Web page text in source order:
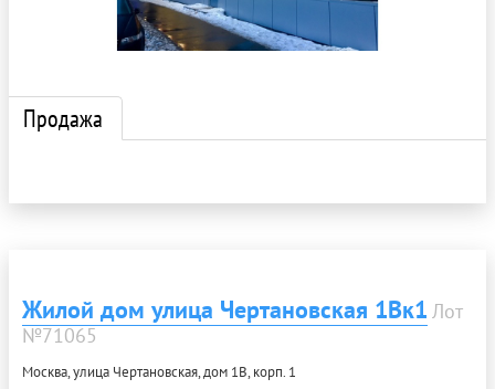
Продажа
Жилой дом улица Чертановская 1Вк1 Лот
№71065
Москва, улица Чертановская, дом 1В, корп. 1